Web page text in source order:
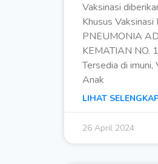
Vaksinasi
Khusus
PNEUMONIA
KEMATIAN NO.
Tersedia di imuni,
Anak
LIHAT
26 April 2024